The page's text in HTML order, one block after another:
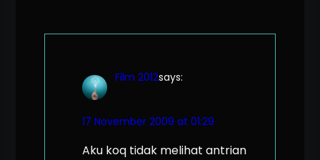
Film 2012says:
17 November 2009 at 01:29
Aku koq tidak melihat antrian